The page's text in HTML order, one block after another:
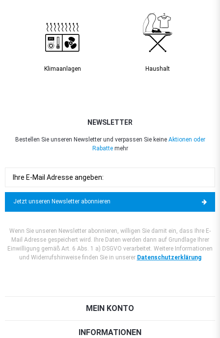
Klimaanlagen Haushalt
NEWSLETTER
Bestellen Sie unseren Newsletter und verpassen Sie keine Aktionen oder
Rabattemehr
Jetzt unseren Newsletter abonnieren
Wenn Sie unseren Newsletter abonnieren, willigen Sie damit ein, dass Ihre E-
Mail Adresse gespeichert wird. Ihre Daten werden dann auf Grundlage Ihrer
Einwilligung gemäß Art. 6 Abs. 1 a) DSGVO verarbeitet. Weitere Informationen
und Widerrufshinweise finden Sie in unserer Datenschutzerklärung
MEIN KONTO
INFORMATIONEN